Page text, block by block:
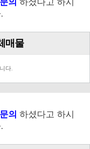
의 하셨다고 하시
매물
다.
의 하셨다고 하시